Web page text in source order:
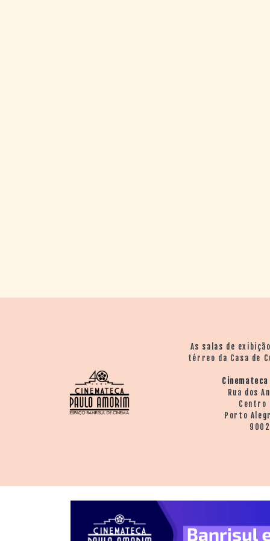
As salas de
térreo da Casa de
Rua dos
Centro
Porto